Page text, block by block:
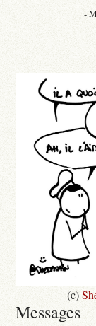
-
(c)
Messages